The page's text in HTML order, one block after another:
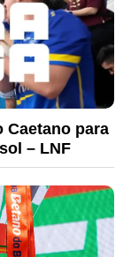
Caetano para
– LNF